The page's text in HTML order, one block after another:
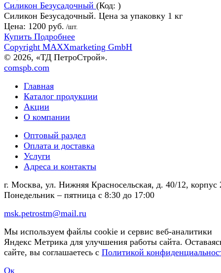
Силикон Безусадочный (Код: )
Силикон Безусадочный. Цена за упаковку 1 кг
Цена: 1200 руб. /шт.
Купить Подробнее
Copyright MAXXmarketing GmbH
© 2026, «ТД ПетроСтрой».
comspb.com
Главная
Каталог продукции
Акции
О компании
Оптовый раздел
Оплата и доставка
Услуги
Адреса и контакты
г. Москва, ул. Нижняя Красносельская, д. 40/12, корпус
Понедельник – пятница с 8:30 до 17:00
msk.petrostm@mail.ru
Мы используем файлы cookie и сервис веб-аналитики
Яндекс Метрика для улучшения работы сайта.
сайте, вы соглашаетесь с Политикой
Ок